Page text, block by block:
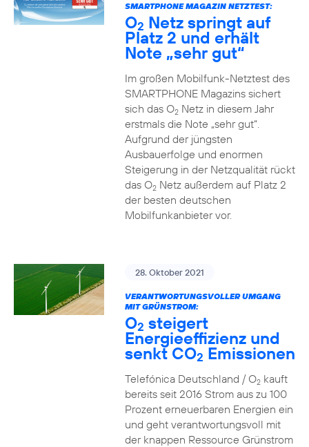
SMARTPHONE MAGAZIN NETZTEST:
O2 Netz springt auf
Platz 2 und erhält
Note „sehr gut“
Im großen Mobilfunk-Netztest des
SMARTPHONE Magazins sichert
sich das O2Netz in diesem Jahr
erstmals die Note „sehr gut“.
Aufgrund der jüngsten
Ausbauerfolge und enormen
Steigerung in der Netzqualität rückt
das O2Netz außerdem auf Platz 2
der besten deutschen
Mobilfunkanbieter vor.
28. Oktober 2021
VERANTWORTUNGSVOLLER UMGANG
MIT GRÜNSTROM:
O2 steigert
Energieeffizienz und
senkt CO2 Emissionen
Telefónica Deutschland / O2kauft
bereits seit 2016 Strom aus zu 100
Prozent erneuerbaren Energien ein
und geht verantwortungsvoll mit
der knappen Ressource Grünstrom